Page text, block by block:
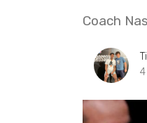
Coach